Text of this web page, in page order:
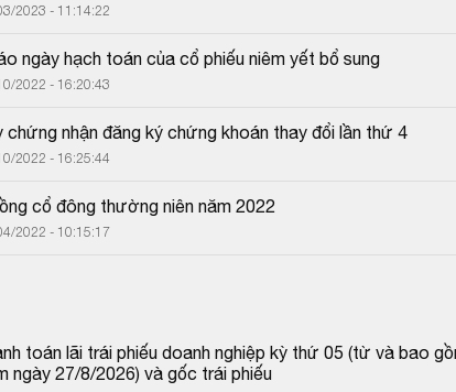
2023 - 11:14:22
ngày hạch toán của cổ phiếu niêm yết bổ sung
2022 - 16:20:43
chứng nhận đăng ký chứng khoán thay đổi lần thứ 4
2022 - 16:25:44
cổ đông thường niên năm 2022
2022 - 10:15:17
toán lãi trái phiếu doanh nghiệp kỳ thứ 05 (từ và bao
ngày 27/8/2026) và gốc trái phiếu